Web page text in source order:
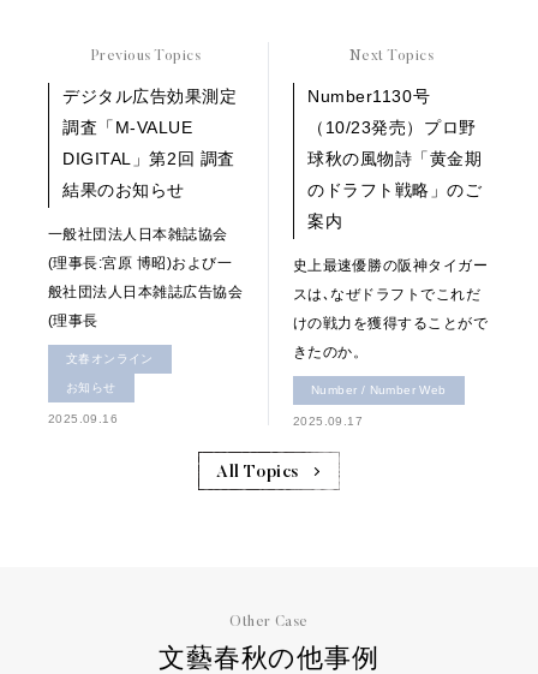
Previous Topics
デジタル広告効果測定
調査「M-VALUE
DIGITAL」第2回 調査
結果のお知らせ
一般社団法人日本雑誌協会
(理事長:宮原 博昭)および一
般社団法人日本雑誌広告協会
(理事長
文春オンライン
お知らせ
2025.09.16
Next Topics
Number1130号
（10/23発売）プロ野
球秋の風物詩「黄金期
のドラフト戦略」のご
案内
史上最速優勝の阪神タイガー
スは､なぜドラフトでこれだ
けの戦力を獲得することがで
きたのか。
Number / Number Web
2025.09.17
All Topics
Other Case
文藝春秋の他事例